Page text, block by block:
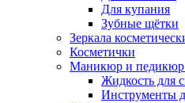
Для купания
Зубные щётки
Зеркала
Косметички
Маникюр и педикюр
Жидкость для
Инструменты